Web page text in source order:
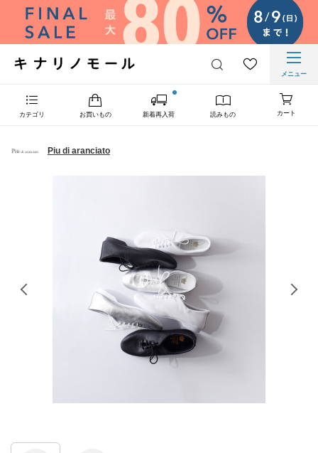
メニュー
カテゴリ お買いもの 新着再入荷 読みもの カート
Piu di aranciato